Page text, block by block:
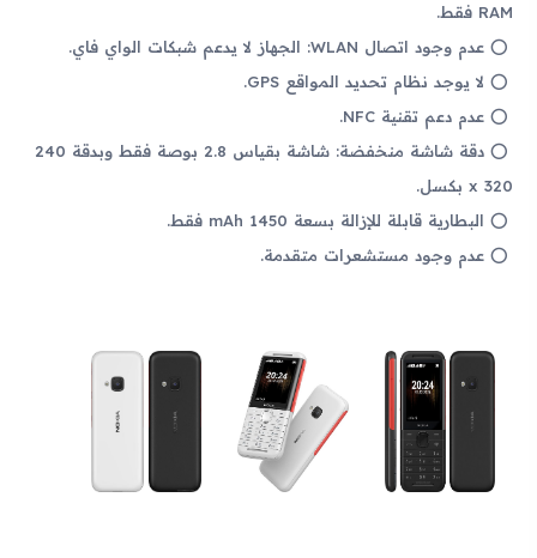
RAM فقط.
عدم وجود اتصال WLAN: الجهاز لا يدعم شبكات الواي فاي.
لا يوجد نظام تحديد المواقع GPS.
عدم دعم تقنية NFC.
دقة شاشة منخفضة: شاشة بقياس 2.8 بوصة فقط وبدقة 240
x 320 بكسل.
البطارية قابلة للإزالة بسعة 1450 mAh فقط.
عدم وجود مستشعرات متقدمة.